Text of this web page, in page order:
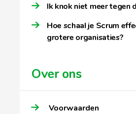
Ik knok niet meer tegen
Hoe schaal je Scrum
grotere organisaties?
Over ons
Voorwaarden